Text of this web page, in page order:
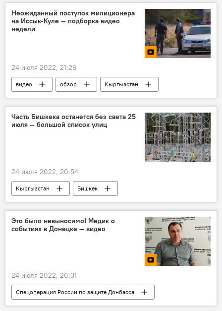
Неожиданный поступок милиционера
на Иссык-Куле — подборка видео
недели
24 июля 2022, 21:26
видео обзор
Кыргызстан
Новости
Часть Бишкека останется без света 25
июля — большой список улиц
24 июля 2022, 20:54
Кыргызстан
Бишкек
ОАО "Северэлектро"
свет
отключение
Это было невыносимо! Медик о
событиях в Донецке — видео
24 июля 2022, 20:31
Спецоперация России по защите Донбасса
видео
ДНР обстрел врач